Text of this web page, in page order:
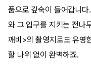
품으로 깊숙이 들어갑니
와 그 입구를 지키는 전나
깨비>의 촬영지로도 유명
할 나위 없이 완벽하죠.